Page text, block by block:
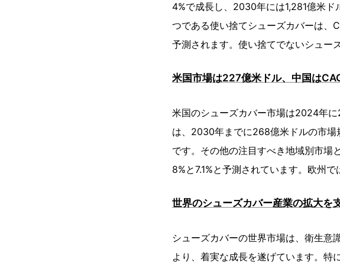
4%で成長し、2030年には1,281億米
つである使い捨てシューズカバーは、
予測されます。使い捨てでないシュー
米国市場は227億米ドル、中国は
米国のシューズカバー市場は2024年
は、2030年までに268億米ドルの市場
です。その他の注目すべき地域別市場
8%と7.1%と予測されています。欧州
世界のシューズカバー産業の拡大を
シューズカバーの世界市場は、衛生意
より、着実な成長を遂げています。特